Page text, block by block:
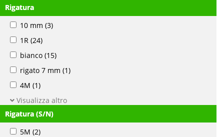
Rigatura
10 mm (3)
1R (24)
bianco (15)
rigato 7 mm (1)
4M (1)
Visualizza altro
Rigatura (S/N)
5M (2)